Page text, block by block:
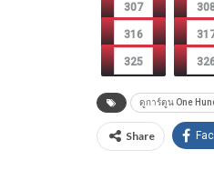
307
316
325
ดูการ์ตูน One
Share